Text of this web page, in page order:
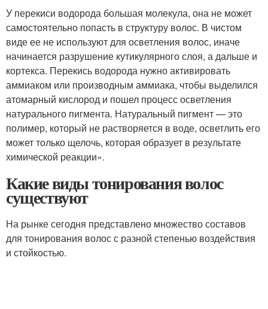
У перекиси водорода большая молекула, она не может
самостоятельно попасть в структуру волос. В чистом
виде ее не используют для осветления волос, иначе
начинается разрушение кутикулярного слоя, а дальше и
кортекса. Перекись водорода нужно активировать
аммиаком или производным аммиака, чтобы выделился
атомарный кислород и пошел процесс осветления
натурального пигмента. Натуральный пигмент — это
полимер, который не растворяется в воде, осветлить его
может только щелочь, которая образует в результате
химической реакции».
Какие виды тонирования волос
существуют
На рынке сегодня представлено множество составов
для тонирования волос с разной степенью воздействия
и стойкостью.